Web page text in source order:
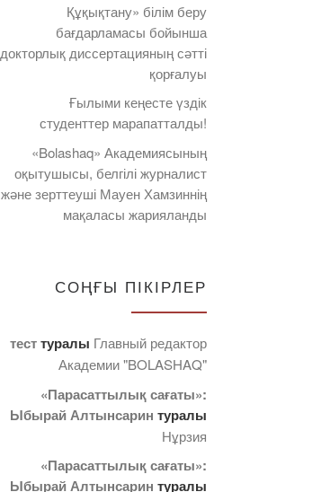
Құқықтану» білім беру
бағдарламасы бойынша
докторлық диссертацияның сәтті
қорғалуы
Ғылыми кеңесте үздік
студенттер марапатталды!
«Bolashaq» Академиясының
оқытушысы, белгілі журналист
және зерттеуші Мауен Хамзиннің
мақаласы жарияланды
СОҢҒЫ ПІКІРЛЕР
тесттуралы Главный редактор
Академии "BOLASHAQ"
«Парасаттылық сағаты»:
Ыбырай Алтынсарин туралы
Нұрзия
«Парасаттылық сағаты»:
Ыбырай Алтынсарин туралы